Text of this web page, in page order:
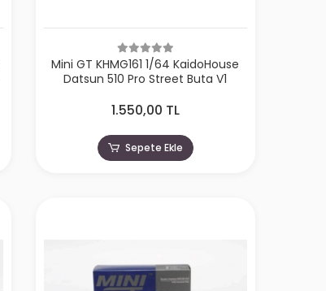
Mini GT KHMG161 1/64 KaidoHouse
Datsun 510 Pro Street Buta V1
1.550,00 TL
Sepete Ekle